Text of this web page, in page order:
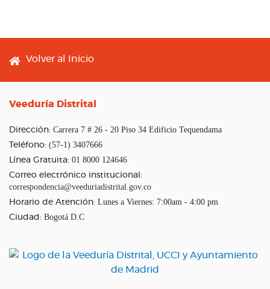
Footer menu
Volver al Inicio
Veeduría Distrital
Dirección: Carrera 7 # 26 - 20 Piso 34 Edificio Tequendama
Teléfono: (57-1) 3407666
Línea Gratuita: 01 8000 124646
Correo electrónico institucional:
correspondencia@veeduriadistrital.gov.co
Horario de Atención: Lunes a Viernes: 7:00am - 4:00 pm
Ciudad: Bogotá D.C